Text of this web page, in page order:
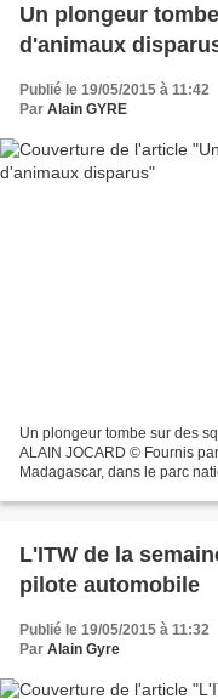
Un plongeur
d'animaux
Publié le 19/05/2015 à 11:42
Par Alain GYRE
Un plongeur tombe sur des
ALAIN JOCARD © Fournis
Madagascar, dans le parc
L'ITW de la
pilote automobile
Publié le 19/05/2015 à 11:32
Par Alain Gyre